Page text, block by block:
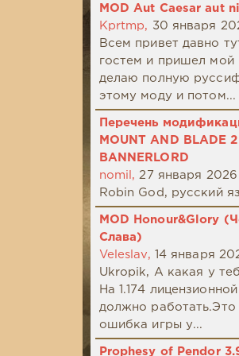
MOD Aut Caesar aut
Kprtmp,
30 января
Всем привет давно
гостем и пришел мой
делаю полную
этому моду и потом...
Перечень
MOUNT AND BLADE 2
BANNERLORD
nomil, 27 января 2026
Robin God, русский
MOD Honour&Glory
Слава)
Veleslav,
14 января
Ukropik, А какая у
На 1.174
должно работать.Это
ошибка игры у...
Prophesy of Pendor